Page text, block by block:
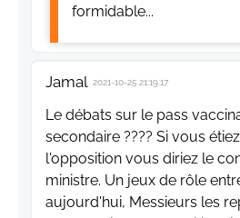
formidable...
Jamal 2021-10-25 21:19:17
Le débats sur le pass
secondaire ???? Si vous
l'opposition vous diriez le
ministre. Un jeux de rôle
aujourd'hui, Messieurs les